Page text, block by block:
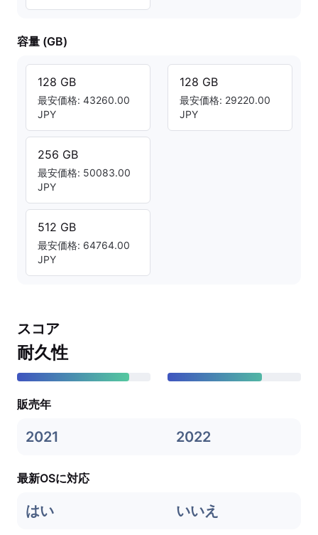
容量 (GB)
128 GB
最安価格: 43260.00
JPY
256 GB
最安価格: 50083.00
JPY
512 GB
最安価格: 64764.00
JPY
128 GB
最安価格: 29220.00
JPY
スコア
耐久性
販売年
2021 2022
最新OSに対応
はい いいえ